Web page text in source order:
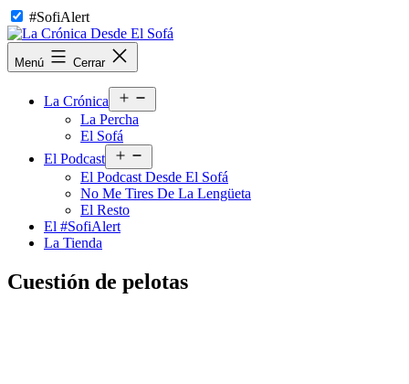
Saltar
al
contenido
#SofiAlert
La
Crónica
Menú Cerrar
La Crónica
el
La Percha
El Sofá
El Podcast
el
menú
El Podcast Desde El Sofá
No Me Tires De La Lengüeta
El Resto
El #SofiAlert
La Tienda
Cuestión de pelotas